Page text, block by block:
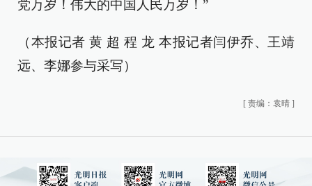
党万岁！伟大的中国人民万岁！”
（本报记者 黄 超 程 龙 本报记者闫伊乔、王靖
远、李娜参与采写）
[ 责编：袁晴 ]